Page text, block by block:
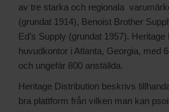
av tre starka och regionala
(grundat 1914), Benoist Brother
Ed’s Supply (grundat 1957).
huvudkontor i Atlanta, Georgia, med
och ungefär 800 anställda.
Heritage Distribution beskrivs
bra plattform från vilken man kan